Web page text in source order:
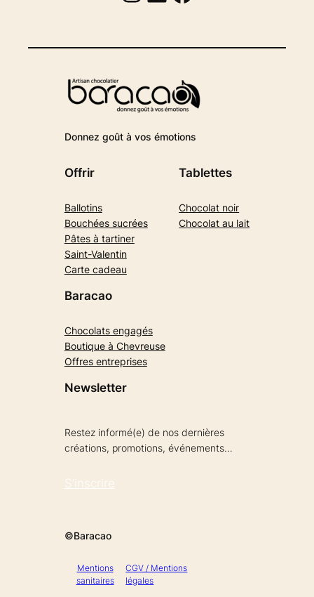
Donnez goût à vos émotions
Offrir
Ballotins
Bouchées sucrées
Pâtes à tartiner
Saint-Valentin
Carte cadeau
Tablettes
Chocolat noir
Chocolat au lait
Baracao
Chocolats engagés
Boutique à Chevreuse
Offres entreprises
Newsletter
Restez informé(e) de nos dernières
créations, promotions, événements…
S’inscrire
©Baracao
Mentions
sanitaires
CGV / Mentions
légales